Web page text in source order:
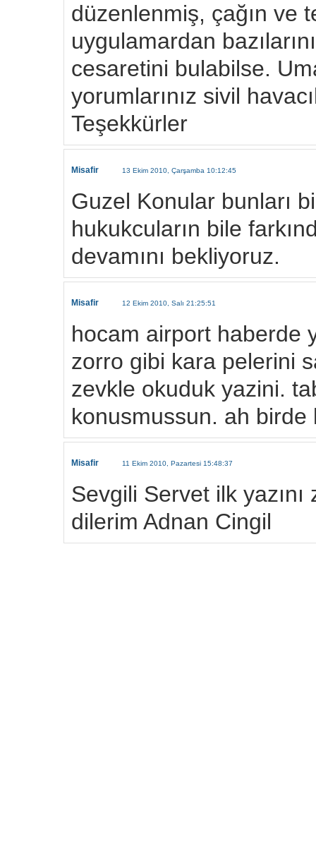
düzenlenmiş, çağın ve
uygulamardan
cesaretini bulabilse.
yorumlarınız sivil
Teşekkürler
Misafir 13 Ekim 2010, Çarşamba 10:12:45
Guzel Konular bunları
hukukcuların bile
devamını bekliyoruz.
Misafir 12 Ekim 2010, Salı 21:25:51
hocam airport haberde
zorro gibi kara pelerini
zevkle okuduk yazini.
konusmussun. ah
Misafir 11 Ekim 2010, Pazartesi 15:48:37
Sevgili Servet ilk
dilerim Adnan Cingil